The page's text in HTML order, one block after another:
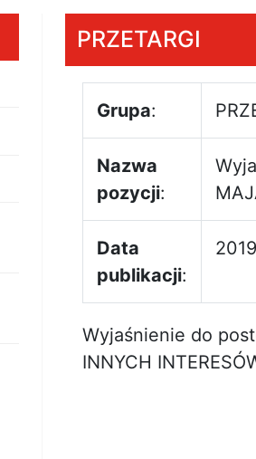
PRZETARGI
Grupa:
Nazwa
pozycji:
Data
publikacji:
Wyjaśnienie do
INNYCH